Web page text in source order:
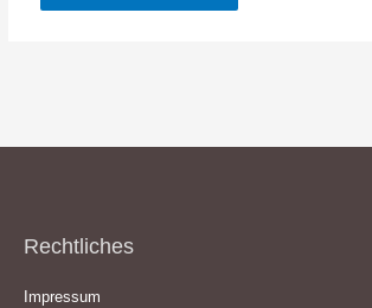
Rechtliches
Impressum